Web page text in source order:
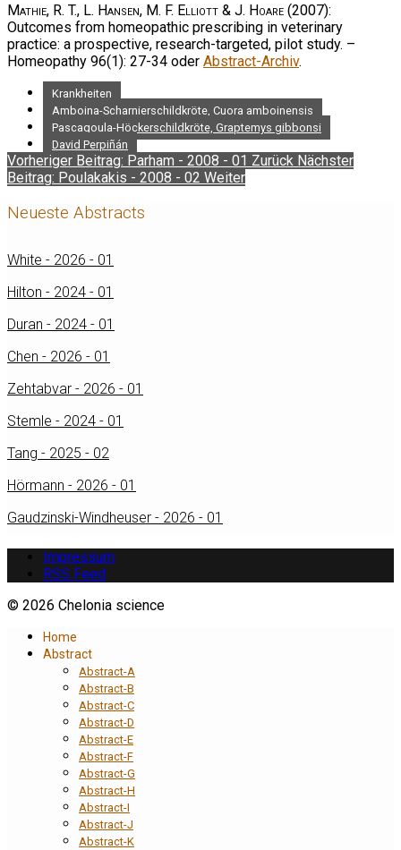
Mathie, R. T., L. Hansen, M. F. Elliott & J. Hoare (2007):
Outcomes from homeopathic prescribing in veterinary
practice: a prospective, research-targeted, pilot study. –
Homeopathy 96(1): 27-34 oder Abstract-Archiv.
Krankheiten
Amboina-Scharnierschildkröte, Cuora amboinensis
Pascagoula-Höckerschildkröte, Graptemys gibbonsi
David Perpiñán
Vorheriger Beitrag: Parham - 2008 - 01 Zurück Nächster
Beitrag: Poulakakis - 2008 - 02 Weiter
Neueste Abstracts
White - 2026 - 01
Hilton - 2024 - 01
Duran - 2024 - 01
Chen - 2026 - 01
Zehtabvar - 2026 - 01
Stemle - 2024 - 01
Tang - 2025 - 02
Hörmann - 2026 - 01
Gaudzinski-Windheuser - 2026 - 01
Impressum
RSS Feed
© 2026 Chelonia science
Home
Abstract
Abstract-A
Abstract-B
Abstract-C
Abstract-D
Abstract-E
Abstract-F
Abstract-G
Abstract-H
Abstract-I
Abstract-J
Abstract-K